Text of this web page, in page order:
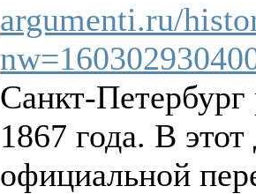
argumenti.ru/
Санкт-
1867 года. В
официальной